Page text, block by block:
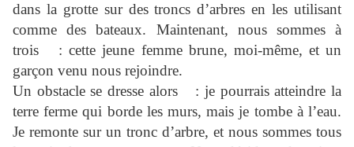
dans la grotte sur des troncs d’arbres en les utilisant
comme des bateaux. Maintenant, nous sommes à
trois : cette jeune femme brune, moi-même, et un
garçon venu nous rejoindre.
Un obstacle se dresse alors : je pourrais atteindre la
terre ferme qui borde les murs, mais je tombe à l’eau.
Je remonte sur un tronc d’arbre, et nous sommes tous